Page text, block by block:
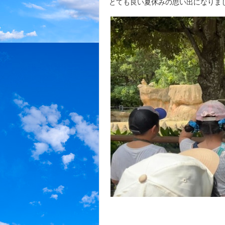
とても良い夏休みの思い出になりま